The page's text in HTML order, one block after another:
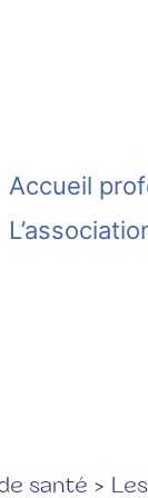
Accueil
santé